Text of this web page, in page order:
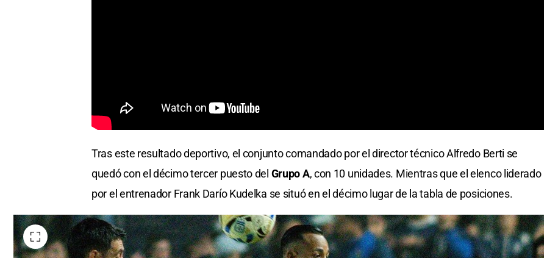
Tras este resultado deportivo, el conjunto comandado por el director técnico Alfredo Berti se
quedó con el décimo tercer puesto del Grupo A, con 10 unidades. Mientras que el elenco liderado
por el entrenador Frank Darío Kudelka se situó en el décimo lugar de la tabla de posiciones.